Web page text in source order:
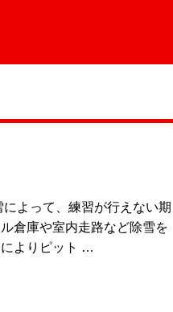
よって、練習が行えない期
倉庫や室内走路など除雪を
よりピット …